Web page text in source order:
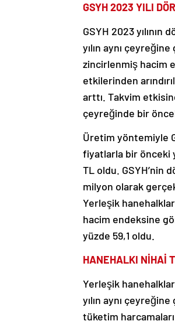
GSYH 2023 YILI
GSYH 2023
yılın aynı
zincirlenmiş hacim
etkilerinden
arttı. Takvim
çeyreğinde bir
Üretim yöntemiyle
fiyatlarla bir önceki
TL oldu. GSYH’nin
milyon olarak
Yerleşik
hacim endeksine
yüzde 59,1 oldu.
HANEHALKI NİHAİ
Yerleşik
yılın aynı
tüketim